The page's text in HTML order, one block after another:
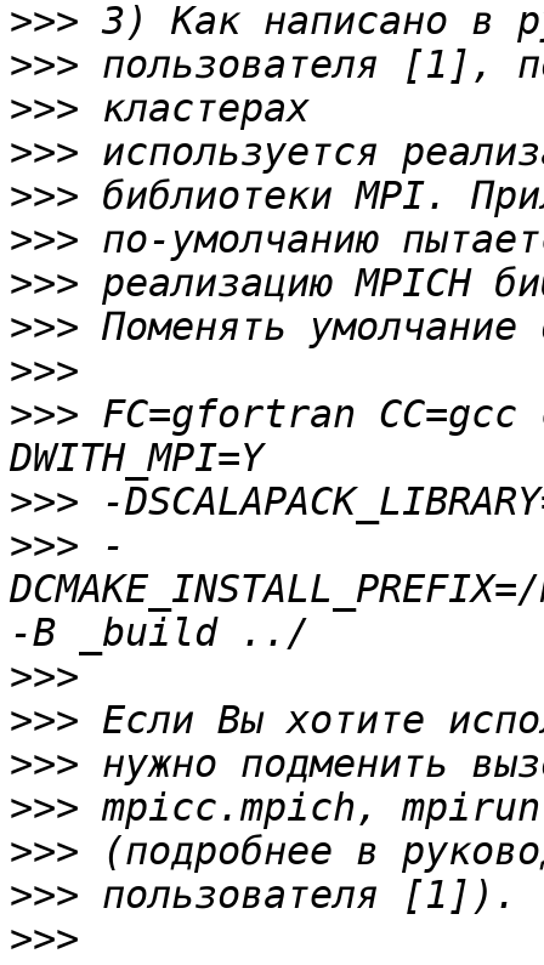
>>>
>>>
>>>
>>>
>>>
>>>
>>>
>>>
>>>
>>> FC=gfortran CC=gcc
>>>
>>> -
>>>
>>>
>>>
>>>
>>>
>>>
>>>